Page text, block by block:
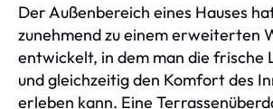
Der Außenbereich eines Hauses
zunehmend zu einem erweiterten
entwickelt, in dem man die frische
und gleichzeitig den Komfort des
erleben kann. Eine